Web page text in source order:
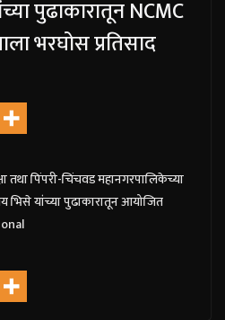
पुढाकारातून NCMC
भरघोस प्रतिसाद
तथा पिंपरी-चिंचवड महानगरपालिकेच्या
भिसे यांच्या पुढाकारातून आयोजित